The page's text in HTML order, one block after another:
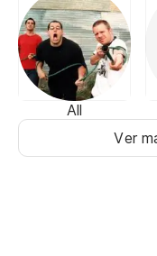
All
Ver